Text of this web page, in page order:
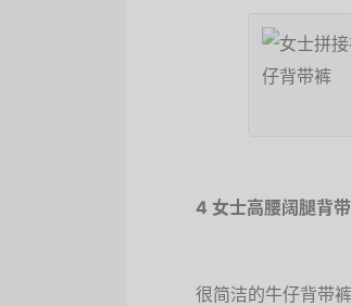
4 女士高腰阔腿背
很简洁的牛仔背带